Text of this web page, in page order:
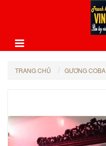
TRANG CHỦ GƯƠNG COBA